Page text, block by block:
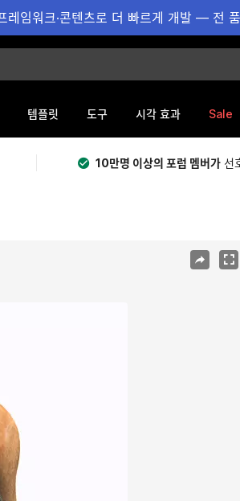
레임워크·콘텐츠로 더 빠르게 개발 — 전
템플릿 도구 시각 효과 Sale
10만명 이상의 포럼 멤버가 선